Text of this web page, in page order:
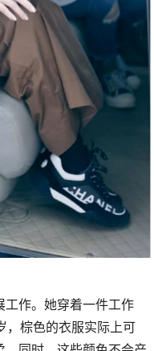
作。她穿着一件工作
，棕色的衣服实际上可